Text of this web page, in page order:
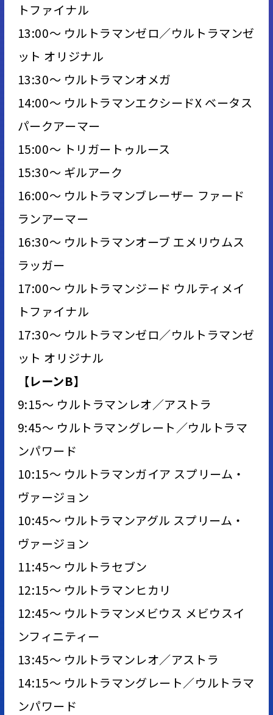
トファイナル
13:00～ ウルトラマンゼロ／ウルトラマンゼ
ット オリジナル
13:30～ ウルトラマンオメガ
14:00～ ウルトラマンエクシードX ベータス
パークアーマー
15:00～ トリガートゥルース
15:30～ ギルアーク
16:00～ ウルトラマンブレーザー ファード
ランアーマー
16:30～ ウルトラマンオーブ エメリウムス
ラッガー
17:00～ ウルトラマンジード ウルティメイ
トファイナル
17:30～ ウルトラマンゼロ／ウルトラマンゼ
ット オリジナル
【レーンB】
9:15～ ウルトラマンレオ／アストラ
9:45～ ウルトラマングレート／ウルトラマ
ンパワード
10:15～ ウルトラマンガイア スプリーム・
ヴァージョン
10:45～ ウルトラマンアグル スプリーム・
ヴァージョン
11:45～ ウルトラセブン
12:15～ ウルトラマンヒカリ
12:45～ ウルトラマンメビウス メビウスイ
ンフィニティー
13:45～ ウルトラマンレオ／アストラ
14:15～ ウルトラマングレート／ウルトラマ
ンパワード